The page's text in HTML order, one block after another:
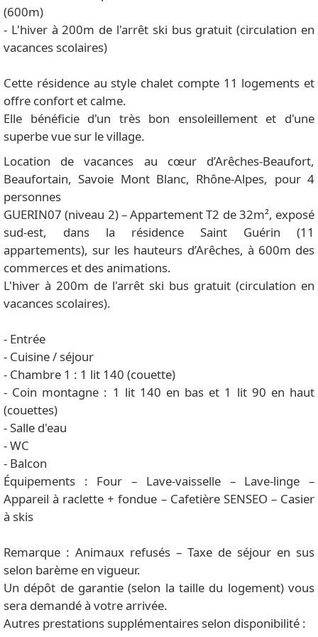
(600m)
- L'hiver à 200m de l'arrêt ski bus gratuit (circulation en
vacances scolaires)
Cette résidence au style chalet compte 11 logements et
offre confort et calme.
Elle bénéficie d'un très bon ensoleillement et d'une
superbe vue sur le village.
Location de vacances au cœur d’Arêches-Beaufort,
Beaufortain, Savoie Mont Blanc, Rhône-Alpes, pour 4
personnes
GUERIN07 (niveau 2) – Appartement T2 de 32m², exposé
sud-est, dans la résidence Saint Guérin (11
appartements), sur les hauteurs d’Arêches, à 600m des
commerces et des animations.
L'hiver à 200m de l'arrêt ski bus gratuit (circulation en
vacances scolaires).
- Entrée
- Cuisine / séjour
- Chambre 1 : 1 lit 140 (couette)
- Coin montagne : 1 lit 140 en bas et 1 lit 90 en haut
(couettes)
- Salle d'eau
- WC
- Balcon
Équipements : Four – Lave-vaisselle – Lave-linge –
Appareil à raclette + fondue – Cafetière SENSEO – Casier
à skis
Remarque : Animaux refusés – Taxe de séjour en sus
selon barème en vigueur.
Un dépôt de garantie (selon la taille du logement) vous
sera demandé à votre arrivée.
Autres prestations supplémentaires selon disponibilité :